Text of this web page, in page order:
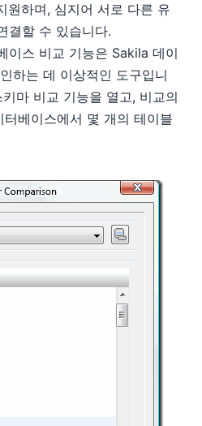
원하며, 심지어 서로 다른 유
결할 수 있습니다.
이스 비교 기능은 Sakila 데이
하는 데 이상적인 도구입니
마 비교 기능을 열고, 비교의
베이스에서 몇 개의 테이블